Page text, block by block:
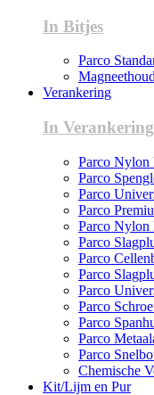
In Bitjes
Parco
Verankering
In Verankering
Parco Nylon
Parco
Parco
Parco
Parco Nylon
Parco
Parco
Parco
Parco
Parco
Parco
Parco
Parco
Chemische
Kit/Lijm en Pur